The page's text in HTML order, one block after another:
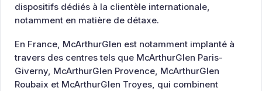
dispositifs dédiés à la clientèle internationale,
notamment en matière de détaxe.
En France, McArthurGlen est notamment implanté à
travers des centres tels que McArthurGlen Paris-
Giverny, McArthurGlen Provence, McArthurGlen
Roubaix et McArthurGlen Troyes, qui combinent